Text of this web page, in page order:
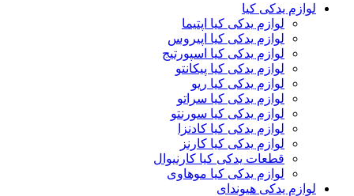
لوازم یدکی کیا
لوازم یدکی کیا اپتیما
لوازم یدکی کیا اپیروس
لوازم یدکی کیا اسپورتیج
لوازم یدکی کیا پیکانتو
لوازم یدکی کیا ریو
لوازم یدکی کیا سراتو
لوازم یدکی کیا سورنتو
لوازم یدکی کیا کادنزا
لوازم یدکی کیا کارنز
قطعات یدکی کیا کارنیوال
لوازم یدکی کیا موهاوی
لوازم یدکی هیوندای